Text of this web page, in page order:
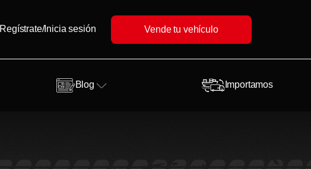
Regístrate/Inicia sesión Vende tu vehículo
Blog Importamos